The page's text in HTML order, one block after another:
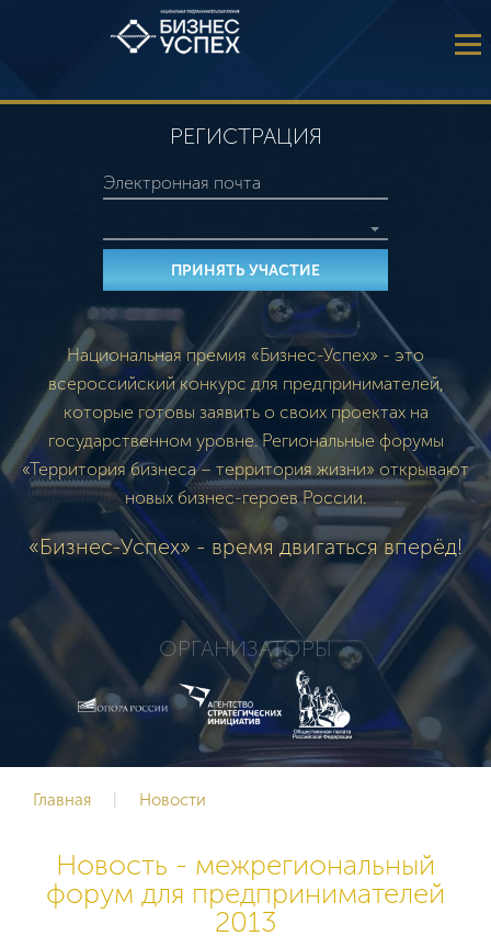
РЕГИСТРАЦИЯ
Национальная премия «Бизнес-Успех» - это
всероссийский конкурс для предпринимателей,
которые готовы заявить о своих проектах на
государственном уровне. Региональные форумы
«Территория бизнеса – территория жизни» открывают
новых бизнес-героев России.
«Бизнес-Успех» - время двигаться вперёд!
ОРГАНИЗАТОРЫ
Главная Новости
Новость - межрегиональный
форум для предпринимателей
2013